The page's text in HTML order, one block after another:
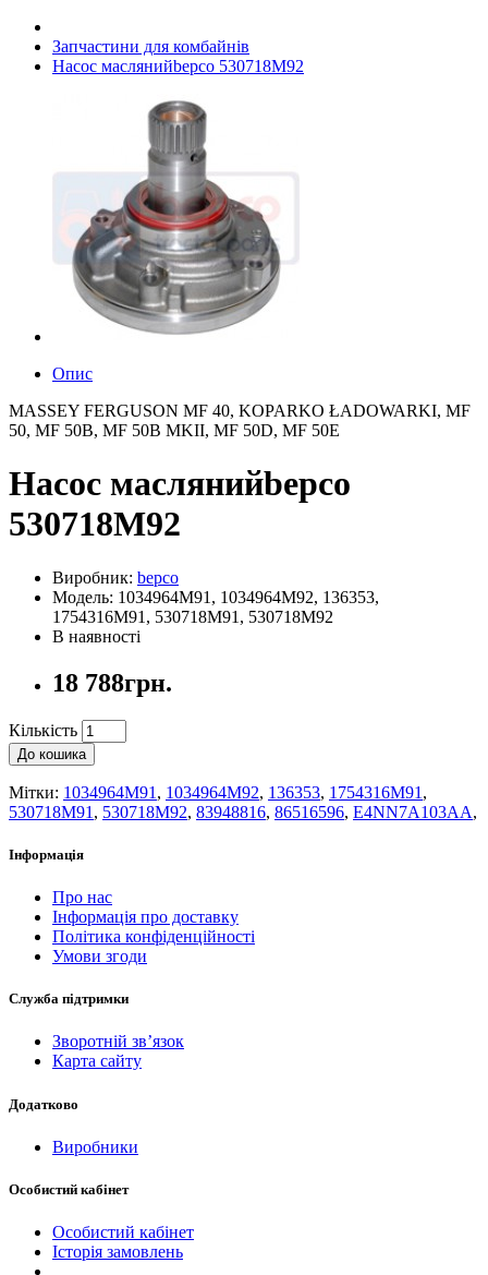
Запчастини для комбайнів
Насос маслянийbepco 530718M92
Опис
MASSEY FERGUSON MF 40, KOPARKO ŁADOWARKI, MF
50, MF 50B, MF 50B MKII, MF 50D, MF 50E
Насос маслянийbepco
530718M92
Виробник: bepco
Модель: 1034964M91, 1034964M92, 136353,
1754316M91, 530718M91, 530718M92
В наявності
18 788грн.
Кількість
До кошика
Мітки: 1034964M91 , 1034964M92, 136353, 1754316M91 ,
530718M91 , 530718M92, 83948816, 86516596, E4NN7A103AA,
Інформація
Про нас
Інформація про доставку
Політика конфіденційності
Умови згоди
Служба підтримки
Зворотній зв’язок
Карта сайту
Додатково
Виробники
Особистий кабінет
Особистий кабінет
Історія замовлень